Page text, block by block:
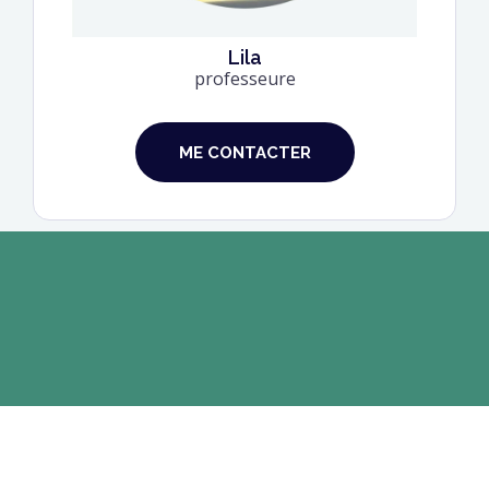
600
Lila
professeure
ME CONTACTER